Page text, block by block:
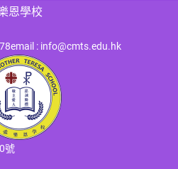
恩學校
email : info@cmts.edu.hk
號